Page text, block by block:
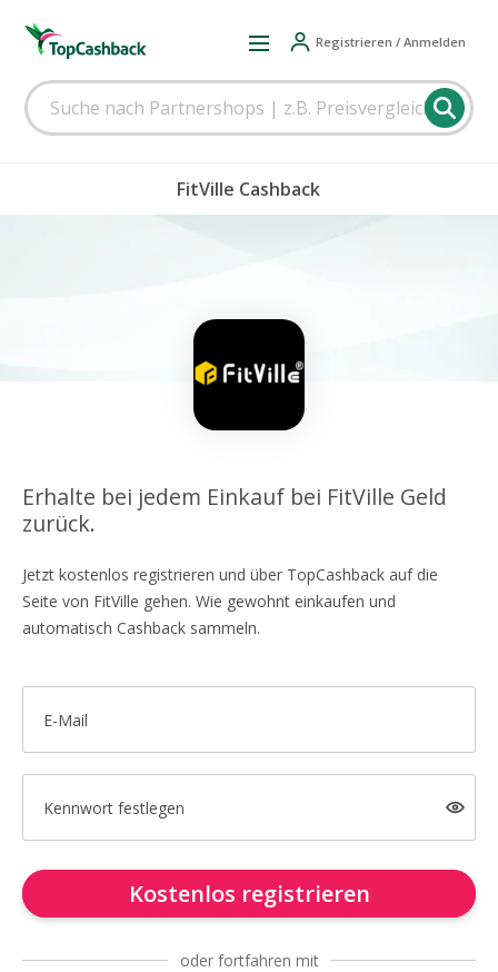
Registrieren / Anmelden
FitVille Cashback
Erhalte bei jedem Einkauf bei FitVille Geld
zurück.
Jetzt kostenlos registrieren und über TopCashback auf die
Seite von FitVille gehen. Wie gewohnt einkaufen und
automatisch Cashback sammeln.
E-Mail
Kennwort festlegen
Kostenlos registrieren
oder fortfahren mit